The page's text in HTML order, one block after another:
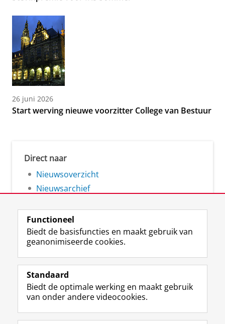
26 juni 2026
Start werving nieuwe voorzitter College van Bestuur
Direct naar
Nieuwsoverzicht
Nieuwsarchief
Volg de RUG
F
a
e
b
o
L
i
k
e
I
R
S
-
f
e
I
n
t
r
Y
o
T
e
Studiekiezers
Functioneel
Biedt de basisfuncties en maakt gebruik van
geanonimiseerde cookies.
Standaard
Biedt de optimale werking en maakt gebruik
van onder andere videocookies.